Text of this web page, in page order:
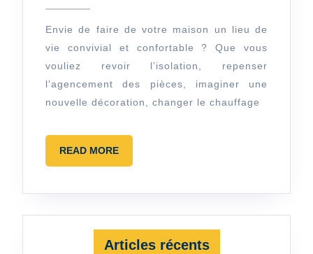
ce
que
vous
devez
Envie de faire de votre maison un lieu de
vie convivial et confortable ? Que vous
vouliez revoir l’isolation, repenser
l’agencement des pièces, imaginer une
nouvelle décoration, changer le chauffage
READ MOREREAD
MORE
Articles récents